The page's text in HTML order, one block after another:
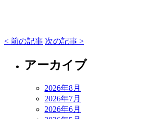
< 前の記事 次の記事 >
アーカイブ
2026年8月
2026年7月
2026年6月